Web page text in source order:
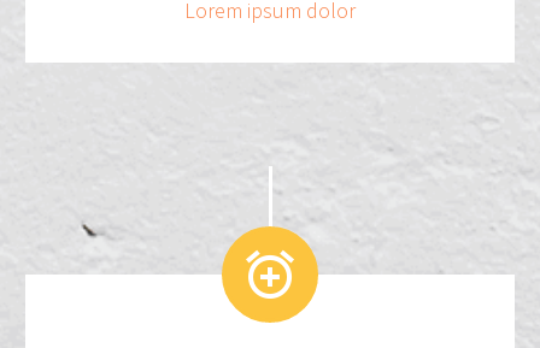
Lorem ipsum dolor

